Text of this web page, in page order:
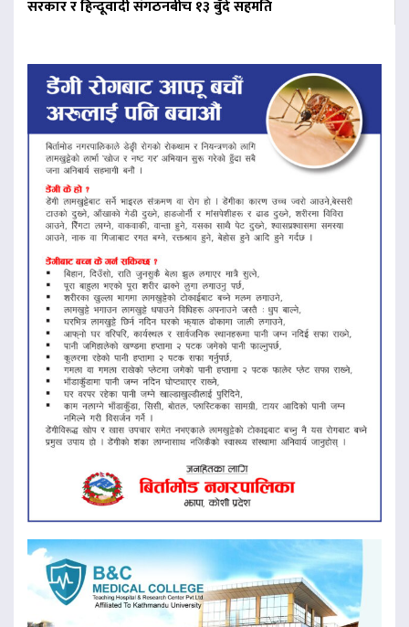
सरकार र हिन्दूवादी संगठनबीच १३ बुँदे सहमति